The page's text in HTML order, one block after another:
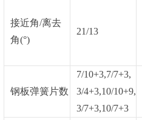
接近角/离去
角(°)
21/13
钢板弹簧片数
7/10+3,7/7+3,
3/4+3,10/10+9,
3/7+3,10/7+3